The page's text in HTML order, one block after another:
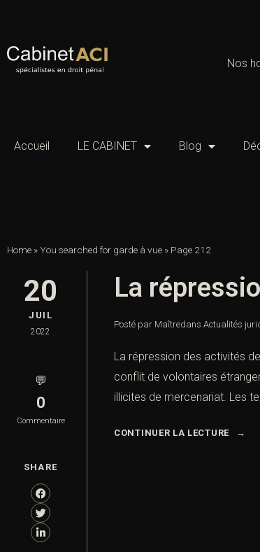
Nos
Accueil LE CABINET Blog
Home »You searched for garde à vue » Page 212
20
JUIL
2022
💬
0
Commentaire
SHARE
La
Posté par Maîtredans Actualités
La répression des activités
conflit de volontaires
illicites de mercenariat. Les
CONTINUER LA LECTURE